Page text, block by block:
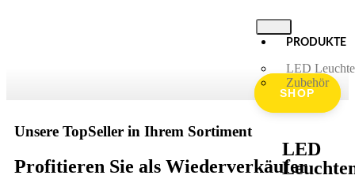
PRODUKTE
LED
Zubehör
LED
SHOP
Unsere TopSeller in Ihrem Sortiment
Profitieren Sie als Wiederverkäufer